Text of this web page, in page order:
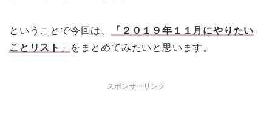
ということで今回は、
「２０１９年１１月にやりたい
ことリスト」
をまとめてみたいと思います。
スポンサーリンク